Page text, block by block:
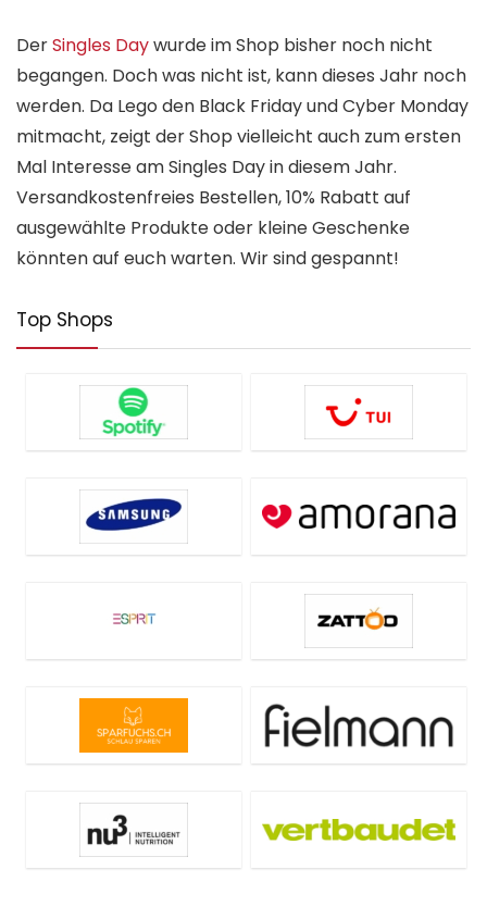
DerSingles Daywurde im Shop bisher noch nicht
begangen. Doch was nicht ist, kann dieses Jahr noch
werden. Da Lego den Black Friday und Cyber Monday
mitmacht, zeigt der Shop vielleicht auch zum ersten
Mal Interesse am Singles Day in diesem Jahr.
Versandkostenfreies Bestellen, 10% Rabatt auf
ausgewählte Produkte oder kleine Geschenke
könnten auf euch warten. Wir sind gespannt!
Top Shops